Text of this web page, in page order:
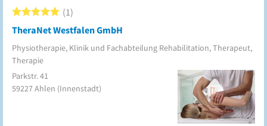
TheraNet Westfalen GmbH
Physiotherapie, Klinik und Fachabteilung Rehabilitation, Therapeut,
Therapie
1
Parkstr. 41
59227Ahlen (Innenstadt)